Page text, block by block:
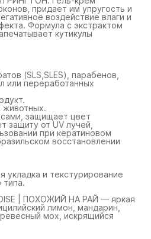
придает им упругость и
воздействие влаги и
Формула с экстрактом
кутикулы
(SLS,SLES), парабенов,
или переработанных
животных.
защищает цвет
защиту от UV лучей,
при кератиновом
восстановлении
укладка и текстурирование
| ПОХОЖИЙ НА РАЙ — яркая
лимон, мандарин,
мох, искрящийся